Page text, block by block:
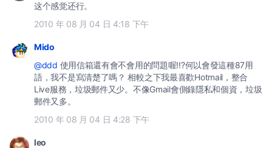
这个感觉还行。
2010 年 08 月 04 日 4:18 下午
Mido
@ddd 使用信箱還有會不會用的問題喔!!?何以會發這種87用
語，我不是寫清楚了嗎？ 相較之下我最喜歡Hotmail，整合
Live服務，垃圾郵件又少。不像Gmail會側錄隱私和個資，垃圾
郵件又多。
2010 年 08 月 04 日 4:28 下午
leo